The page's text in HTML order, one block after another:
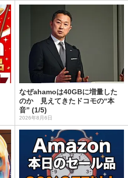
なぜahamoは40GBに増量した
のか 見えてきたドコモの“本
音” (1/5)
2026年8月6日